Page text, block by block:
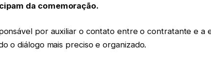
da comemoração.
por auxiliar o contato entre o contratante e a
o diálogo mais preciso e organizado.